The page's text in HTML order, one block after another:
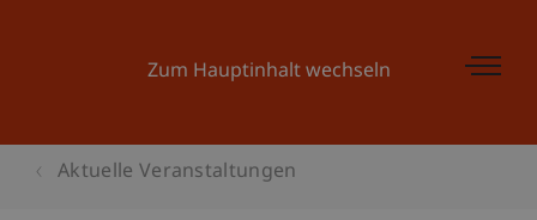
Zum Hauptinhalt wechseln
Aktuelle Veranstaltungen